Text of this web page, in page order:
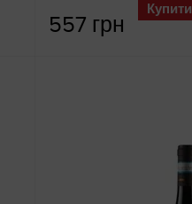
557 грн
Купити